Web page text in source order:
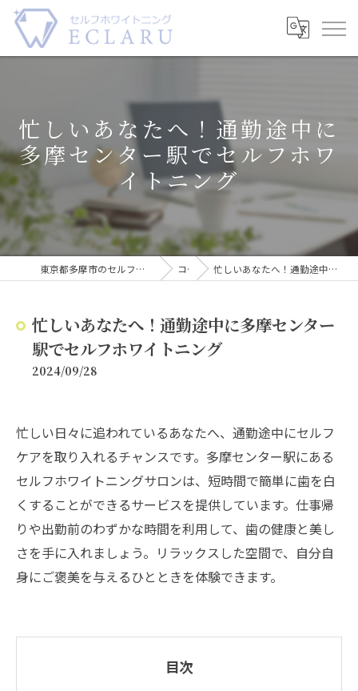
忙しいあなたへ！通勤途中に
多摩センター駅でセルフホワ
イトニング
東京都多摩市のセルフホワイトニングならECLARU-エクラル- コラム 忙しいあなたへ！通勤途中に多摩センター駅でセルフホワイトニング
忙しいあなたへ！通勤途中に多摩センター
駅でセルフホワイトニング
2024/09/28
忙しい日々に追われているあなたへ、通勤途中にセルフ
ケアを取り入れるチャンスです。多摩センター駅にある
セルフホワイトニングサロンは、短時間で簡単に歯を白
くすることができるサービスを提供しています。仕事帰
りや出勤前のわずかな時間を利用して、歯の健康と美し
さを手に入れましょう。リラックスした空間で、自分自
身にご褒美を与えるひとときを体験できます。
目次